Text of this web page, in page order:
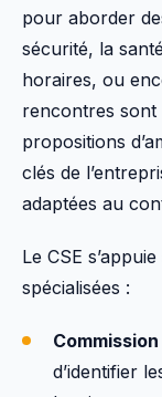
pour aborder
sécurité, la
horaires, ou
rencontres sont
propositions
clés de
adaptées au
Le CSE
spécialisées :
d’identifier